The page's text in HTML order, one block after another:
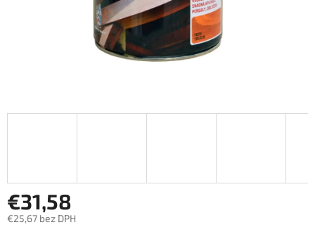
€31,58
€25,67 bez DPH